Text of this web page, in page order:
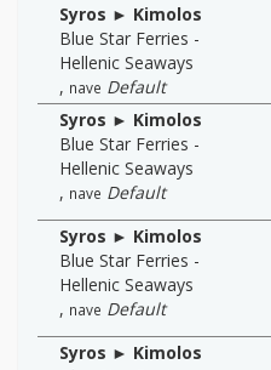
Syros ► Kimolos
Blue Star Ferries -
Hellenic Seaways
, nave Default
Syros ► Kimolos
Blue Star Ferries -
Hellenic Seaways
, nave Default
Syros ► Kimolos
Blue Star Ferries -
Hellenic Seaways
, nave Default
Syros ► Kimolos